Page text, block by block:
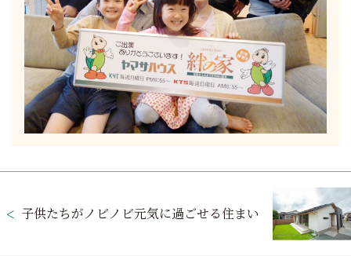
稿子供たちがノビノビ元気に過ごせる住まい